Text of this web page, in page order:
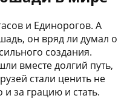
и Единорогов. А
он вряд ли думал о
создания.
вместе долгий путь,
стали ценить не
за грацию и стать.